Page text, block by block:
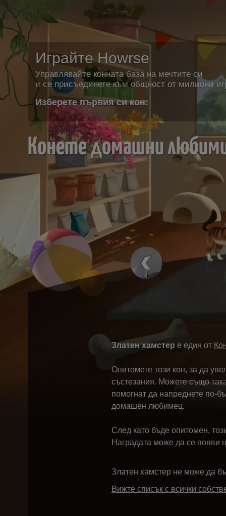
Играйте Howrse
Управлявайте конната база на мечтите си
и се присъединете към общност от милиони
Изберете първия си кон:
Конете домашни
Златен хамстер е един от
Опитомете този кон, за да
състезания. Можете също
помогнат да напреднете по-
домашен любимец.
След като бъде опитомен,
Наградата може да се появи
Златен хамстер не може да
Вижте списък с всички